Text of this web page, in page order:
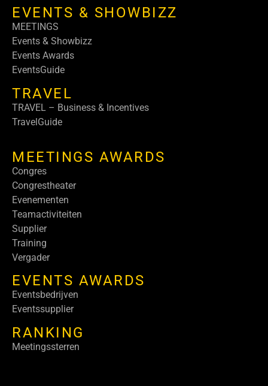
EVENTS & SHOWBIZZ
MEETINGS
Events & Showbizz
Events Awards
EventsGuide
TRAVEL
TRAVEL – Business & Incentives
TravelGuide
MEETINGS AWARDS
Congres
Congrestheater
Evenementen
Teamactiviteiten
Supplier
Training
Vergader
EVENTS AWARDS
Eventsbedrijven
Eventssupplier
RANKING
Meetingssterren